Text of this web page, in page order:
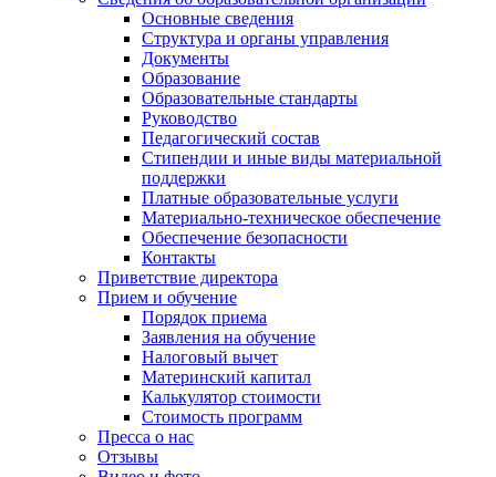
Основные сведения
Структура и органы управления
Документы
Образование
Образовательные стандарты
Руководство
Педагогический состав
Стипендии и иные виды материальной
поддержки
Платные образовательные услуги
Материально-техническое обеспечение
Обеспечение безопасности
Контакты
Приветствие директора
Прием и обучение
Порядок приема
Заявления на обучение
Налоговый вычет
Материнский капитал
Калькулятор стоимости
Стоимость программ
Пресса о нас
Отзывы